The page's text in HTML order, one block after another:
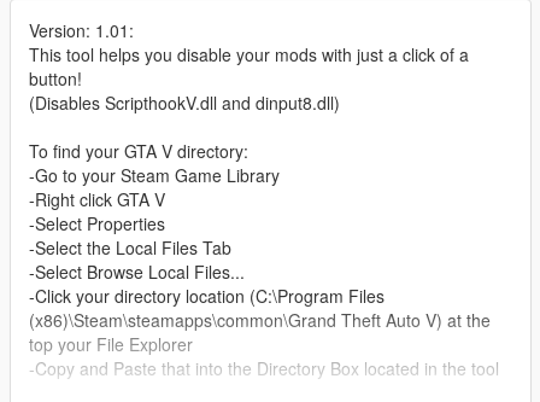
Version: 1.01:
This tool helps you disable your mods with just a click of a
button!
(Disables ScripthookV.dll and dinput8.dll)
To find your GTA V directory:
-Go to your Steam Game Library
-Right click GTA V
-Select Properties
-Select the Local Files Tab
-Select Browse Local Files...
-Click your directory location (C:\Program Files
(x86)\Steam\steamapps\common\Grand Theft Auto V) at the
top your File Explorer
-Copy and Paste that into the Directory Box located in the tool